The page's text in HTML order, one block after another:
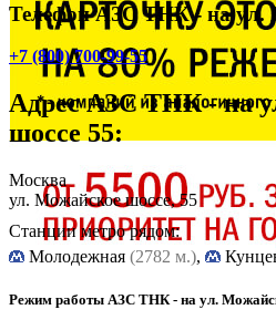
Телефон АЗС ТНК - на ул.
+7 (800) 700-99-55
АдресАЗС ТНК - на
шоссе 55:
Москва
ул. Можайское шоссе, 55
Станции метро рядом:
Молодежная (2782 м.),
Режим работы АЗС ТНК - на ул.